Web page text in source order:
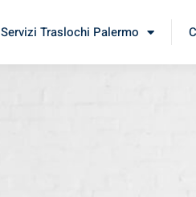
Servizi Traslochi Palermo